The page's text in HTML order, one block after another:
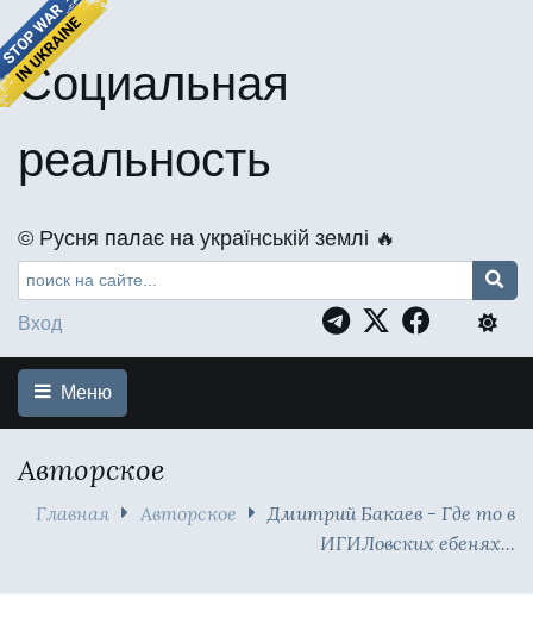
Социальная
реальность
©️ Русня палає на українській землі 🔥
Вход
Меню
Авторское
Главная Авторское
Дмитрий Бакаев - Где то в
ИГИЛовских ебенях...